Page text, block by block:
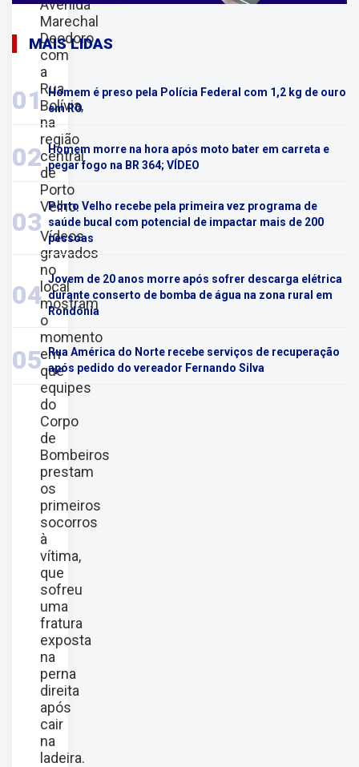
Avenida
Marechal
Deodoro
com
a
Rua
Bolívia,
na
região
central
de
Porto
Velho.
Vídeos
gravados
no
local
mostram
o
momento
em
que
equipes
do
Corpo
de
Bombeiros
prestam
os
primeiros
socorros
à
vítima,
que
sofreu
uma
fratura
exposta
na
perna
direita
após
cair
na
ladeira.
MAIS LIDAS
01
Homem é preso pela Polícia Federal com 1,2 kg de ouro
em RO
02
Homem morre na hora após moto bater em carreta e
pegar fogo na BR 364; VÍDEO
03
Porto Velho recebe pela primeira vez programa de
saúde bucal com potencial de impactar mais de 200
pessoas
04
Jovem de 20 anos morre após sofrer descarga elétrica
durante conserto de bomba de água na zona rural em
Rondônia
05
Rua América do Norte recebe serviços de recuperação
após pedido do vereador Fernando Silva